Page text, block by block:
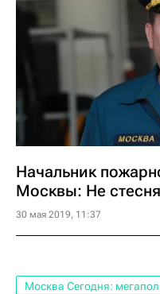
Начальник
Москвы: Не
30 мая 2019, 11:37
Москва Сегодня: